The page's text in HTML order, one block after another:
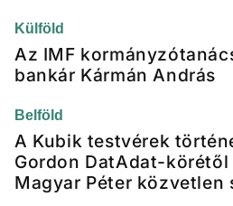
Külföld
Az IMF
bankár Kármán András
Belföld
A Kubik testvérek
Gordon DatAdat-körétől
Magyar Péter közvetlen